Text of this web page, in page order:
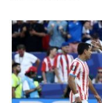
svjetsko prvenstvo